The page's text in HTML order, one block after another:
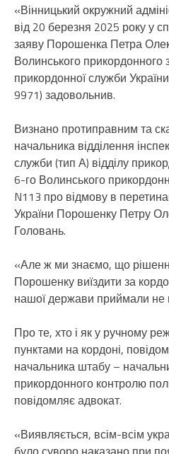
«Вінницький окружний
від 20 березня 2025 року у
заяву Порошенка Петра
Волинського прикордонного
прикордонної служби
9971) задовольнив.
Визнано протиправним та
начальника відділення
служби (тип А) відділу
6-го Волинського
N113 про відмову в
України Порошенку Петру
Головань.
«Але ж ми знаємо, що
Порошенку виїздити за
нашої держави приймали не
Про те, хто і як у ручному
пунктами на кордоні,
начальника штабу –
прикордонного контролю
повідомляє адвокат.
«Виявляється, всім-всім